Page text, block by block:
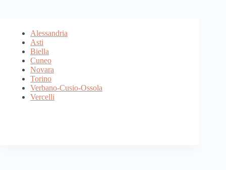
Alessandria
Asti
Biella
Cuneo
Novara
Torino
Verbano-Cusio-Ossola
Vercelli